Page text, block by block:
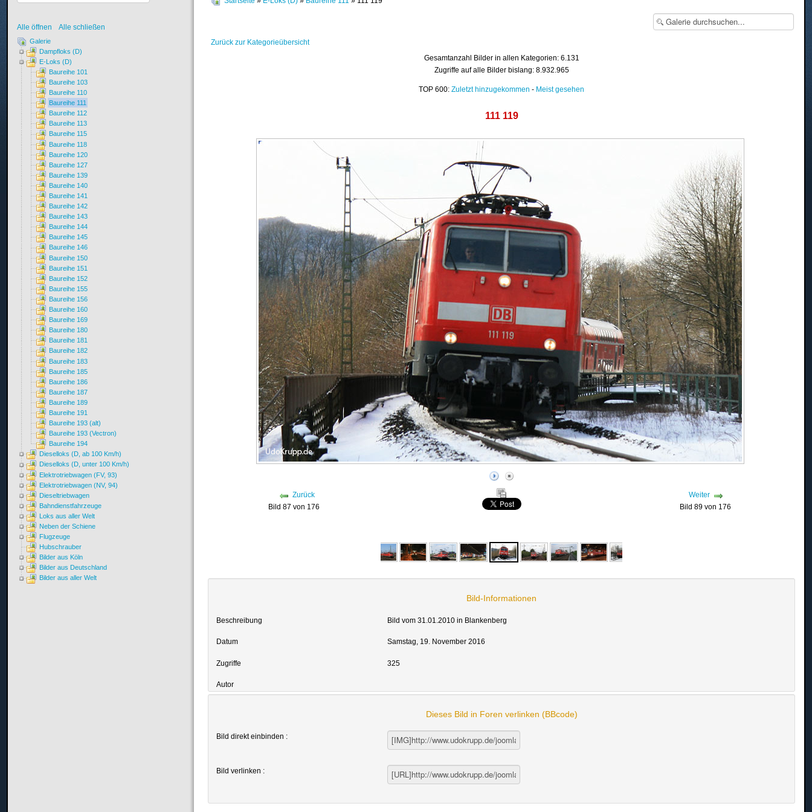
Zurück zur Kategorieübersicht
Gesamtanzahl Bilder in allen Kategorien: 6.131
Zugriffe auf alle Bilder bislang: 8.932.965
TOP 600:Zuletzt hinzugekommen - Meist gesehen
111 119
Zurück
Bild 87 von 176
Weiter
Bild 89 von 176
Bild-Informationen
Beschreibung Bild vom 31.01.2010 in Blankenberg
Datum Samstag, 19. November 2016
Zugriffe 325
Autor
Dieses Bild in Foren verlinken (BBcode)
Bild direkt einbinden :
Bild verlinken :
Alle öffnen Alle schließen
Galerie
Dampfloks (D)
E-Loks (D)
Baureihe 101
Baureihe 103
Baureihe 110
Baureihe 111
Baureihe 112
Baureihe 113
Baureihe 115
Baureihe 118
Baureihe 120
Baureihe 127
Baureihe 139
Baureihe 140
Baureihe 141
Baureihe 142
Baureihe 143
Baureihe 144
Baureihe 145
Baureihe 146
Baureihe 150
Baureihe 151
Baureihe 152
Baureihe 155
Baureihe 156
Baureihe 160
Baureihe 169
Baureihe 180
Baureihe 181
Baureihe 182
Baureihe 183
Baureihe 185
Baureihe 186
Baureihe 187
Baureihe 189
Baureihe 191
Baureihe 193 (alt)
Baureihe 193 (Vectron)
Baureihe 194
Dieselloks (D, ab 100 Km/h)
Dieselloks (D, unter 100 Km/h)
Elektrotriebwagen (FV, 93)
Elektrotriebwagen (NV, 94)
Dieseltriebwagen
Bahndienstfahrzeuge
Loks aus aller Welt
Neben der Schiene
Flugzeuge
Hubschrauber
Bilder aus Köln
Bilder aus Deutschland
Bilder aus aller Welt